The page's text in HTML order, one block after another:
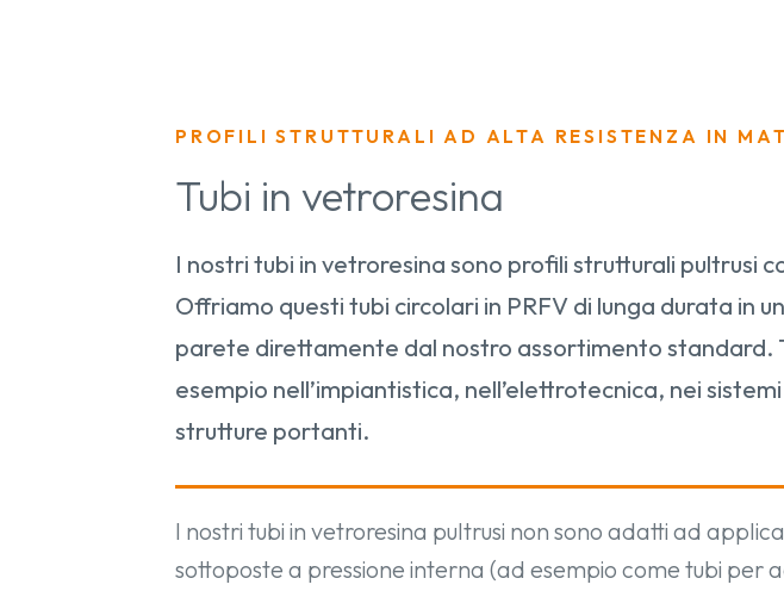
PROFILI STRUTTURALI AD ALTA RESISTENZA IN
Tubi in vetroresina
I nostri tubi in vetroresina sono profili strutturali pultrusi
Offriamo questi tubi circolari in PRFV di lunga durata in
parete direttamente dal nostro assortimento standard.
esempio nell’impiantistica, nell’elettrotecnica, nei
strutture portanti.
I nostri tubi in vetroresina pultrusi non sono adatti ad
sottoposte a pressione interna (ad esempio come tubi per